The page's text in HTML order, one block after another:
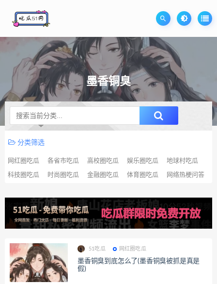
墨香铜臭
升级SVIP无限免费下载
分类筛选
网红圈吃瓜 各省市吃瓜 高校圈吃瓜 娱乐圈吃瓜 地球村吃瓜
科技圈吃瓜 时尚圈吃瓜 金融圈吃瓜 体育圈吃瓜 网络热梗问答
51吃瓜 网红圈吃瓜
墨香铜臭到底怎么了(墨香铜臭被抓是真是
假)